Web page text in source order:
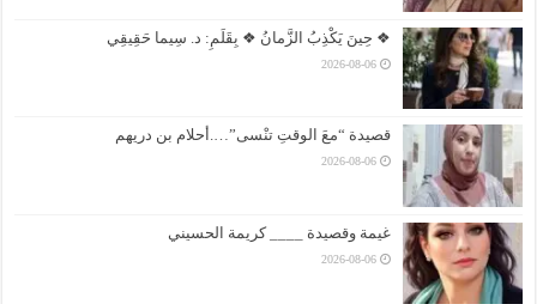
❖ حِينَ يَكْذِبُ الزَّمانُ ❖ بِقَلَمِ: د. سِيما حَقِيقِي
2026-08-06
قصيدة “معَ الوقتِ تنْسى”….أحلام بن دريهم
2026-08-06
غيمة وقصيدة ____ كريمة الحسيني
2026-08-06